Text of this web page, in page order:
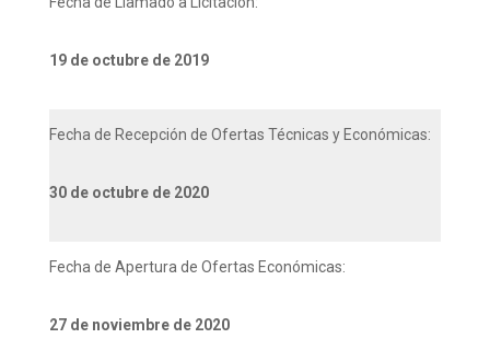
19 de octubre de 2019
Fecha de Recepción de Ofertas Técnicas y Económicas:
30 de octubre de 2020
Fecha de Apertura de Ofertas Económicas:
27 de noviembre de 2020